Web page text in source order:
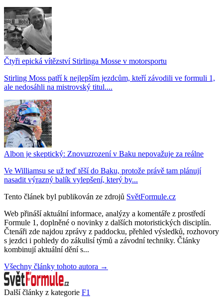
Čtyři epická vítězství Stirlinga Mosse v motorsportu
Stirling Moss patří k nejlepším jezdcům, kteří závodili ve formuli 1,
ale nedosáhli na mistrovský titul....
Albon je skeptický: Znovuzrození v Baku nepovažuje za reálne
Ve Williamsu se už teď těší do Baku, protože právě tam plánují
nasadit výrazný balík vylepšení, který by...
Tento článek byl publikován ze zdrojů SvětFormule.cz
Web přináší aktuální informace, analýzy a komentáře z prostředí
Formule 1, doplněné o novinky z dalších motoristických disciplín.
Čtenáři zde najdou zprávy z paddocku, přehled výsledků, rozhovory
s jezdci i pohledy do zákulisí týmů a závodní techniky. Články
kombinují aktuální dění s...
Všechny články tohoto autora →
Další články z kategorie F1